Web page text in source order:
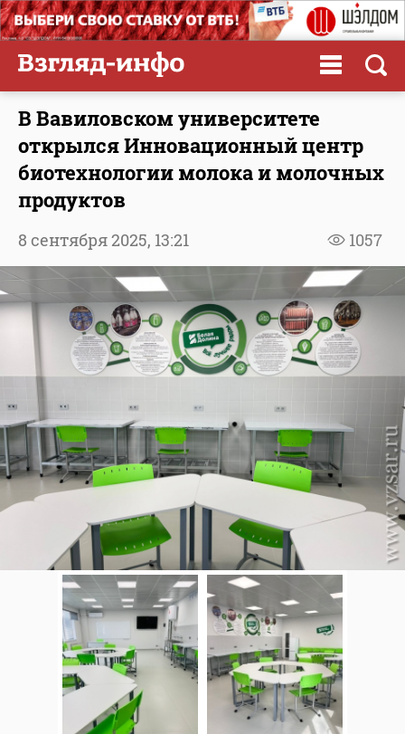
В Вавиловском университете
открылся Инновационный центр
биотехнологии молока и молочных
продуктов
1057
8 сентября 2025, 13:21